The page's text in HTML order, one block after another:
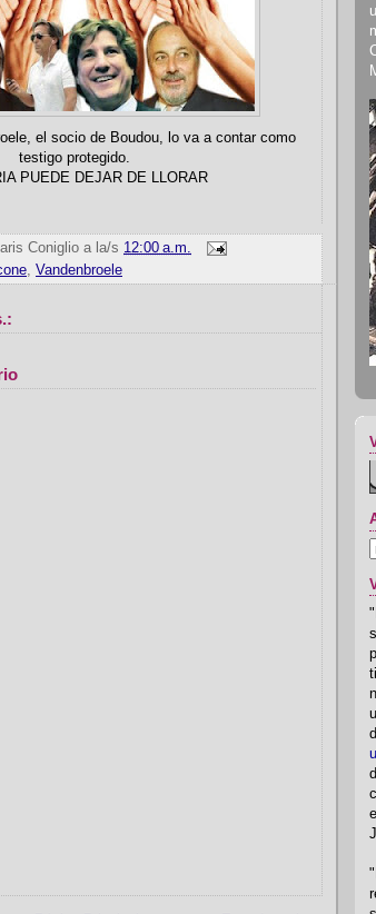
el socio de Boudou, lo va a contar como
testigo protegido.
PUEDE DEJAR DE LLORAR
Coniglio a la/s 12:00 a.m.
, Vandenbroele